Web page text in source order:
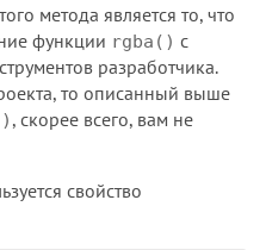
метода является то, что
функции rgba() с
разработчика.
то описанный выше
, скорее всего, вам не
свойство